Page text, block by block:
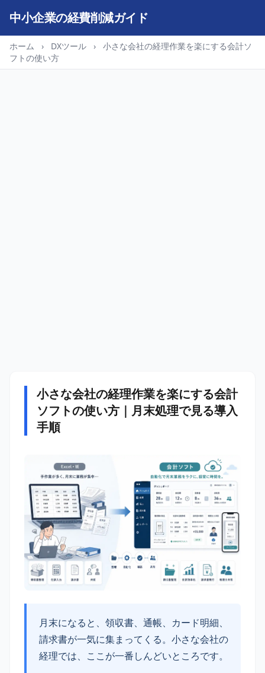
中小企業の経費削減ガイド
ホーム › DXツール ›
小さな会社の経理作業を楽にする会計ソ
フトの使い方
小さな会社の経理作業を楽にする会計
ソフトの使い方｜月末処理で見る導入
手順
月末になると、領収書、通帳、カード明細、
請求書が一気に集まってくる。小さな会社の
経理では、ここが一番しんどいところです。